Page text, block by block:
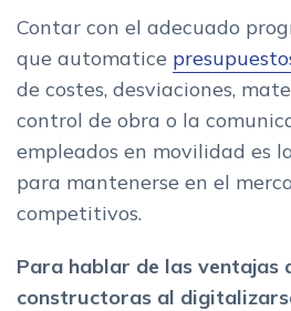
Contar con el adecuado
que automatice
de costes, desviaciones,
control de obra o la
empleados en movilidad es
para mantenerse en el
competitivos.
Para hablar de las ventajas
constructoras al